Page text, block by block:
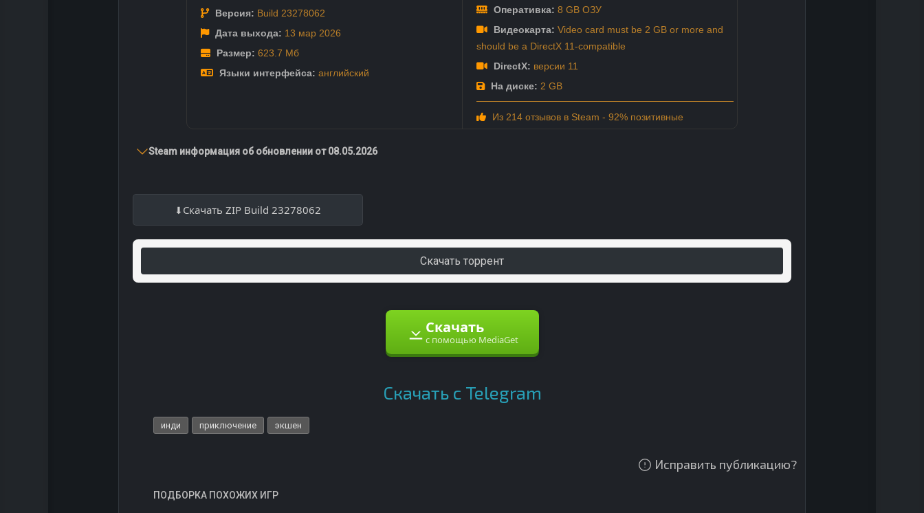
Версия: Build 23278062
Дата выхода: 13 мар 2026
Размер: 623.7 Мб
Языки интерфейса: английский
Оперативка: 8 GB ОЗУ
Видеокарта: Video card must be 2 GB or more and
should be a DirectX 11-compatible
DirectX: версии 11
На диске: 2 GB
Из 214 отзывов в Steam - 92% позитивные
Steam информация об обновлении от 08.05.2026
Скачать ZIP Build 23278062
Скачать торрент
Скачать
с помощью MediaGet
Скачать с Telegram
инди приключение экшен
Исправить публикацию?
ПОДБОРКА ПОХОЖИХ ИГР